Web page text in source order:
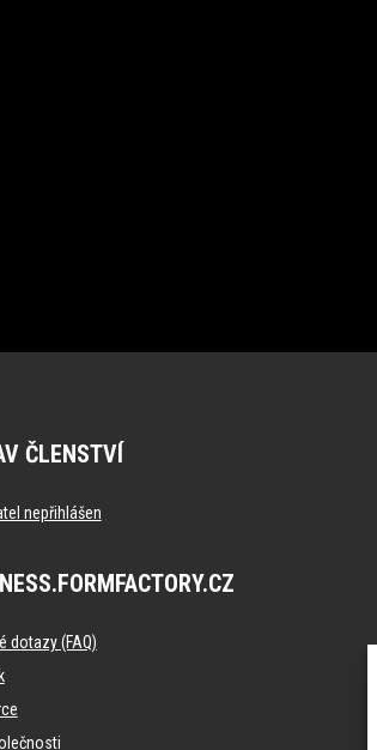
ČLENSTVÍ
nepřihlášen
dotazy (FAQ)